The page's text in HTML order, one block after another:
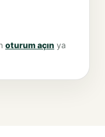
oturum açın ya